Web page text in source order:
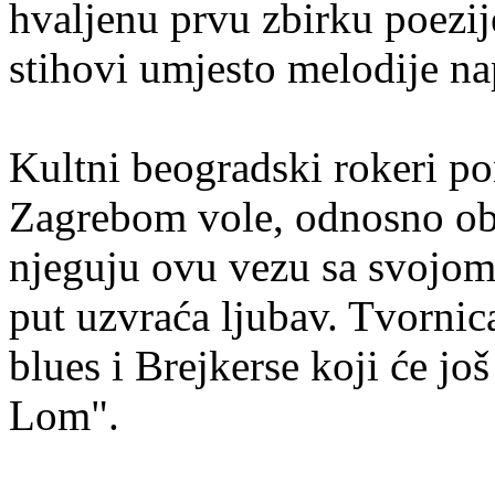
hvaljenu prvu zbirku
stihovi umjesto melodije
Kultni beogradski rokeri
Zagrebom vole, odnosno
njeguju ovu vezu sa
put uzvraća ljubav.
blues i Brejkerse koji će
Lom".